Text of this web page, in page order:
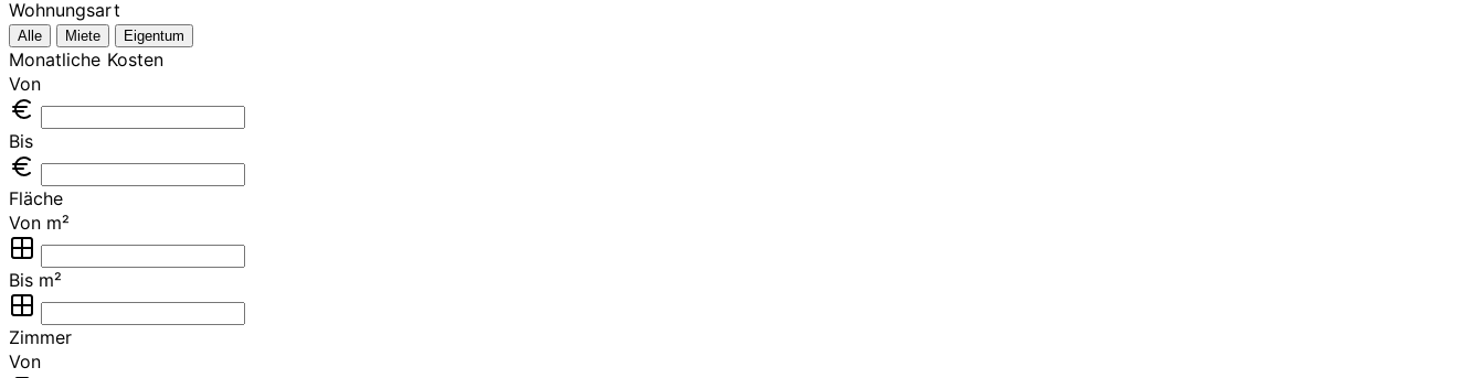
Wohnungsart
Alle Miete Eigentum
Monatliche Kosten
Von
Bis
Fläche
Von m²
Bis m²
Zimmer
Von